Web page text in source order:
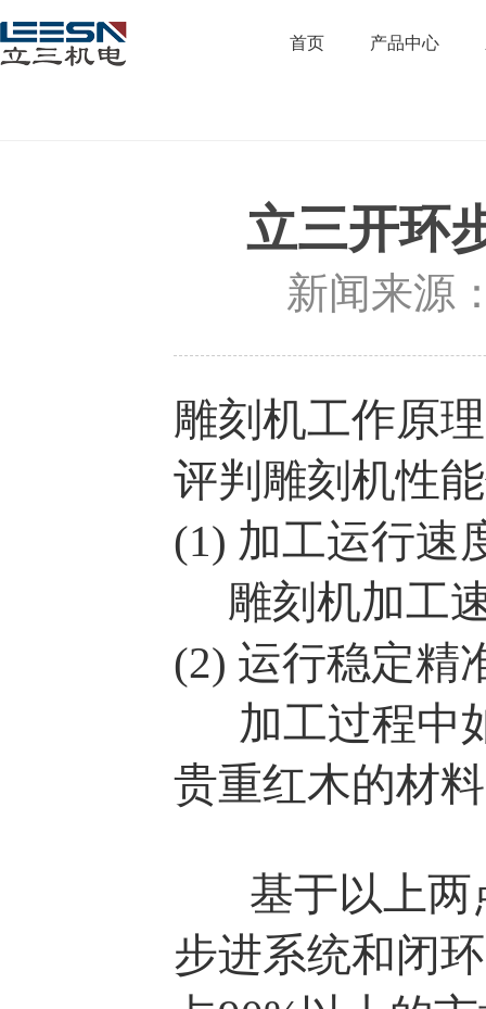
首页 产品中心
立三开环
新闻来源
雕刻机工作原
评判雕刻机性
(1) 加工运行速
雕刻机加工
(2) 运行稳定精
加工过程中
贵重红木的材
基于以上两
步进系统和闭